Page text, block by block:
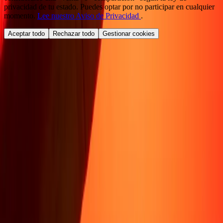
privacidad de tu estado. Puedes optar por no participar en cualquier
momento. Lee nuestro Aviso de Privacidad .
Aceptar todo Rechazar todo Gestionar cookies